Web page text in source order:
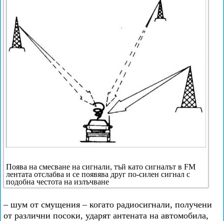
Поява на смесване на сигнали, тъй като сигналът в FM
лентата отслабва и се появява друг по-силен сигнал с
подобна честота на излъчване
– шум от смущения – когато радиосигнали, получени
от различни посоки, ударят антената на автомобила,